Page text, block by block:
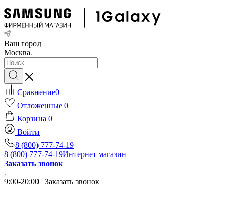
Ваш город
Москва
Сравнение0
Отложенные 0
Корзина 0
Войти
8 (800) 777-74-19
8 (800) 777-74-19Интернет магазин
Заказать звонок
9:00-20:00 | Заказать звонок